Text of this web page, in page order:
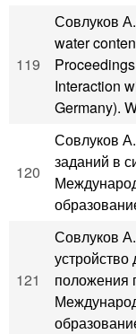
119
Совлуков
water
Interaction
Germany).
120
Совлуков
заданий в
121
Совлуков
положения